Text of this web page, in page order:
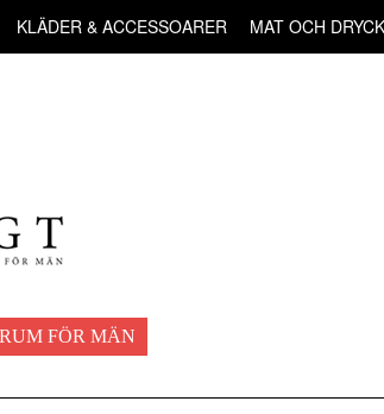
KLÄDER & ACCESSOARER MAT OCH DRYCK
FÖR MÄN